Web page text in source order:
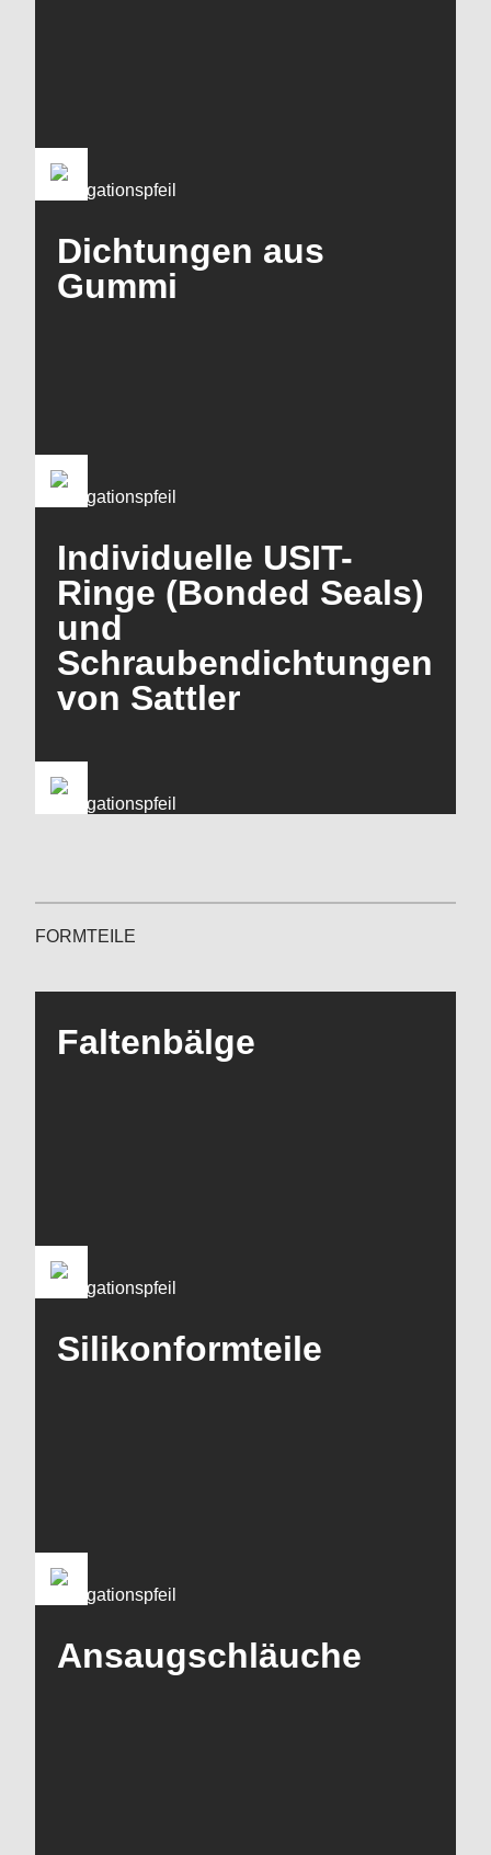
Dichtungen aus
Gummi
Individuelle USIT-
Ringe (Bonded Seals)
und
Schraubendichtungen
von Sattler
FORMTEILE
Faltenbälge
Silikonformteile
Ansaugschläuche